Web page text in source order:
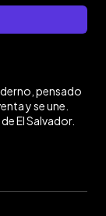
pensado
y se une.
El Salvador.